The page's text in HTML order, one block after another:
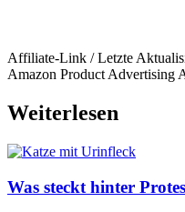
Affiliate-Link / Letzte
Amazon Product Advertising
Weiterlesen
Was steckt hinter